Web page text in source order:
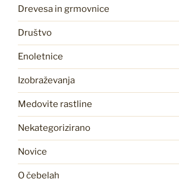
Drevesa in grmovnice
Društvo
Enoletnice
Izobraževanja
Medovite rastline
Nekategorizirano
Novice
O čebelah